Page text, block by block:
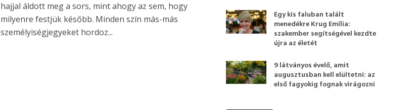
hajjal áldott meg a sors, mint ahogy az sem, hogy
milyenre festjük később. Minden szín más-más
személyiségjegyeket hordoz...
Egy kis faluban talált
menedékre Krug Emília:
szakember segítségével kezdte
újra az életét
9 látványos évelő, amit
augusztusban kell elültetni: az
első fagyokig fognak virágozni